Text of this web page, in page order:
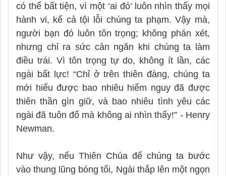
có thể bất tiện, vì một ‘ai đó’ luôn nhìn thấy mọi
hành vi, kể cả tội lỗi chúng ta phạm. Vậy mà,
người bạn đó luôn tôn trọng; không phán xét,
nhưng chỉ ra sức cản ngăn khi chúng ta làm
điều trái. Vì tôn trọng tự do, không ít lần, các
ngài bất lực! “Chỉ ở trên thiên đàng, chúng ta
mới hiểu được bao nhiêu hiểm nguy đã được
thiên thần gìn giữ, và bao nhiêu tình yêu các
ngài đã tuôn đổ mà không ai nhìn thấy!” - Henry
Newman.
Như vậy, nếu Thiên Chúa để chúng ta bước
vào thung lũng bóng tối, Ngài thắp lên một ngọn